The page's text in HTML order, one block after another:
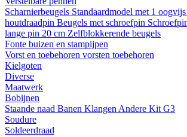
Scharnierbeugels Standaardmodel met 1 oogvijs
houtdraadpin Beugels met schroefpin
lange pin 20 cm Zelfblokkerende beugels
Fonte buizen en stampijpen
Vorst en toebehoren vorsten toebehoren
Kielgoten
Diverse
Maatwerk
Bobijnen
Staande naad Banen Klangen Andere Kit G3
Soudure
Soldeerdraad